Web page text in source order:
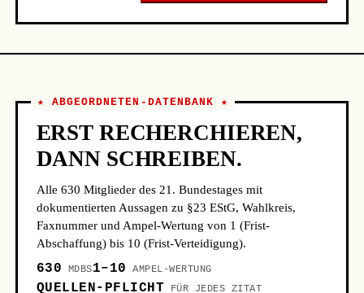
★ ABGEORDNETEN-DATENBANK ★
ERST RECHERCHIEREN,
DANN SCHREIBEN.
Alle 630 Mitglieder des 21. Bundestages mit
dokumentierten Aussagen zu §23 EStG, Wahlkreis,
Faxnummer und Ampel-Wertung von 1 (Frist-
Abschaffung) bis 10 (Frist-Verteidigung).
630 MDBS1–10 AMPEL-WERTUNG
QUELLEN-PFLICHT FÜR JEDES ZITAT